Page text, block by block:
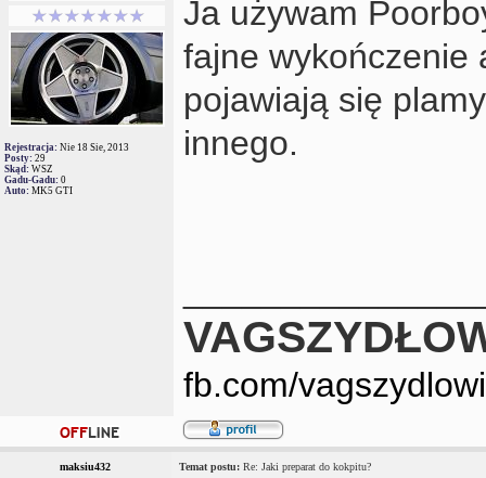
Rejestracja: Nie 18 Sie, 2013
Posty: 29
Skąd: WSZ
Gadu-Gadu: 0
Auto: MK5 GTI
Ja używam
fajne wykończenie
pojawiają się
innego.
fb.com/
maksiu432 Temat postu: Re: Jaki preparat do kokpitu?